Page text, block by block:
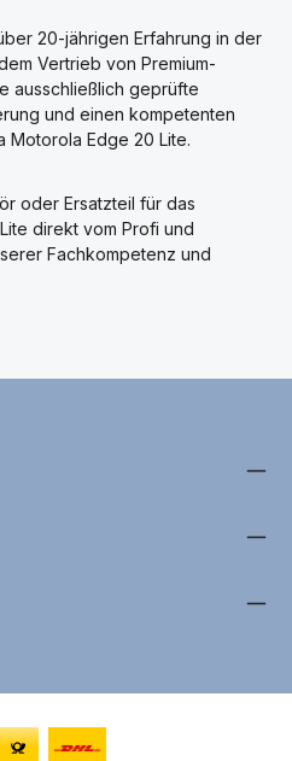
20-jährigen Erfahrung in der
Vertrieb von Premium-
ausschließlich geprüfte
und einen kompetenten
Motorola Edge 20 Lite.
oder Ersatzteil für das
direkt vom Profi und
Fachkompetenz und